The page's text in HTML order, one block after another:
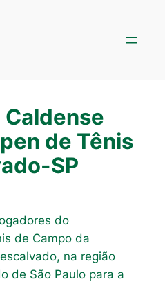
de Tênis
SP
do
de Campo da
na região
de São Paulo para a